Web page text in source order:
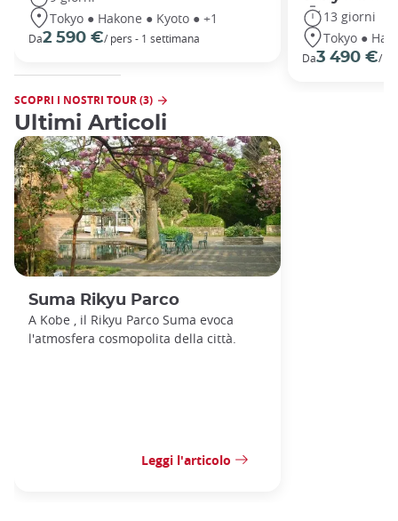
Tokyo ● Hakone ● Kyoto ● +1
Da2 590 €/ pers - 1 settimana
13 giorni
Tokyo ●
Da3 490 €/
SCOPRI I NOSTRI TOUR (3)
Ultimi Articoli
Suma Rikyu Parco
A Kobe , il Rikyu Parco Suma evoca
l'atmosfera cosmopolita della città.
Leggi l'articolo